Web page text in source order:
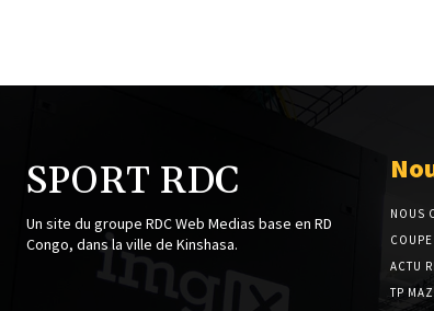
SPORT RDC
Un site du groupe RDC Web Medias base en RD
Congo, dans la ville de Kinshasa.
NOUS
ACTU
TP